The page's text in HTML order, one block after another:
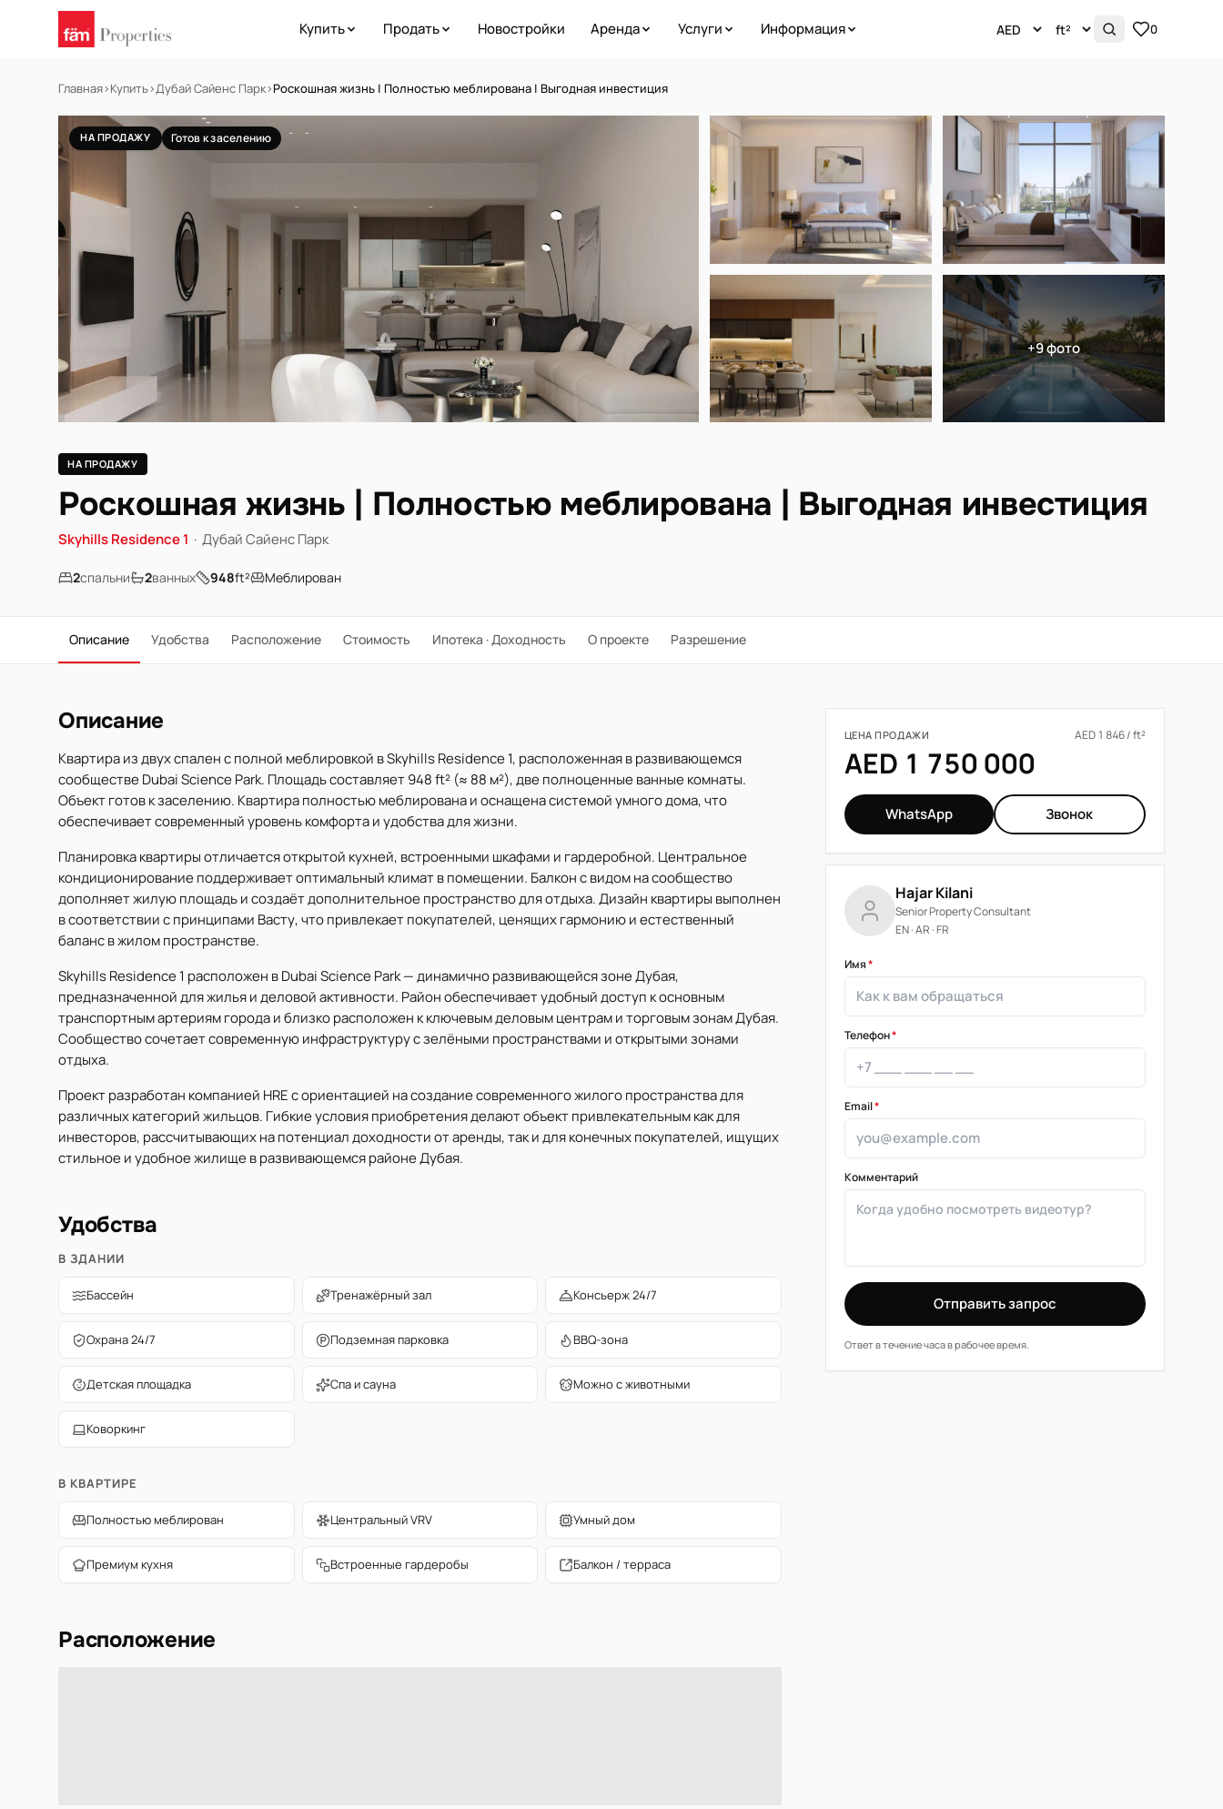
Купить Продать Новостройки Аренда Услуги Информация 0
Главная›Купить›Дубай Сайенс Парк›Роскошная жизнь | Полностью меблирована | Выгодная инвестиция
НА ПРОДАЖУ Готов к заселению
+9 фото
НА ПРОДАЖУ
Роскошная жизнь | Полностью меблирована | Выгодная инвестиция
Skyhills Residence 1 · Дубай Сайенс Парк
2спальни 2ванных 948ft² Меблирован
Описание Удобства Расположение Стоимость Ипотека · Доходность О проекте Разрешение
Описание
Квартира из двух спален с полной меблировкой в Skyhills Residence 1, расположенная в развивающемся
сообществе Dubai Science Park. Площадь составляет 948 ft² (≈ 88 м²), две полноценные ванные комнаты.
Объект готов к заселению. Квартира полностью меблирована и оснащена системой умного дома, что
обеспечивает современный уровень комфорта и удобства для жизни.
Планировка квартиры отличается открытой кухней, встроенными шкафами и гардеробной. Центральное
кондиционирование поддерживает оптимальный климат в помещении. Балкон с видом на сообщество
дополняет жилую площадь и создаёт дополнительное пространство для отдыха. Дизайн квартиры выполнен
в соответствии с принципами Васту, что привлекает покупателей, ценящих гармонию и естественный
баланс в жилом пространстве.
Skyhills Residence 1 расположен в Dubai Science Park — динамично развивающейся зоне Дубая,
предназначенной для жилья и деловой активности. Район обеспечивает удобный доступ к основным
транспортным артериям города и близко расположен к ключевым деловым центрам и торговым зонам Дубая.
Сообщество сочетает современную инфраструктуру с зелёными пространствами и открытыми зонами
отдыха.
Проект разработан компанией HRE с ориентацией на создание современного жилого пространства для
различных категорий жильцов. Гибкие условия приобретения делают объект привлекательным как для
инвесторов, рассчитывающих на потенциал доходности от аренды, так и для конечных покупателей, ищущих
стильное и удобное жилище в развивающемся районе Дубая.
Удобства
В ЗДАНИИ
Бассейн Тренажёрный зал Консьерж 24/7
Охрана 24/7 Подземная парковка BBQ-зона
Детская площадка Спа и сауна Можно с животными
Коворкинг
В КВАРТИРЕ
Полностью меблирован Центральный VRV Умный дом
Премиум кухня Встроенные гардеробы Балкон / терраса
Расположение
ЦЕНА ПРОДАЖИ AED 1 846 / ft²
AED 1 750 000
WhatsApp Звонок
Hajar Kilani
Senior Property Consultant
EN · AR · FR
Имя*
Телефон*
Email*
Комментарий
Отправить запрос
Ответ в течение часа в рабочее время.